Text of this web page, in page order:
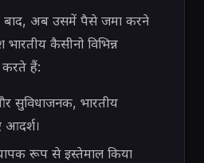
बाद, अब उसमें पैसे जमा करने
कैसीनो विभिन्न
करते हैं:
सुविधाजनक, भारतीय
आदर्श।
रूप से इस्तेमाल किया